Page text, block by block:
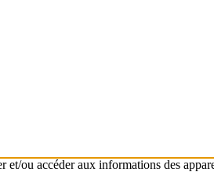
ou accéder aux informations des